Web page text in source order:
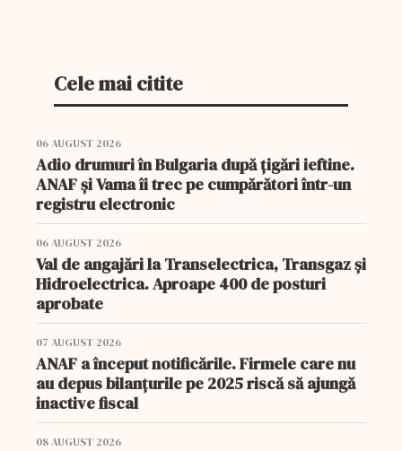
Cele mai citite
06 AUGUST 2026
Adio drumuri în Bulgaria după țigări ieftine.
ANAF și Vama îi trec pe cumpărători într-un
registru electronic
06 AUGUST 2026
Val de angajări la Transelectrica, Transgaz și
Hidroelectrica. Aproape 400 de posturi
aprobate
07 AUGUST 2026
ANAF a început notificările. Firmele care nu
au depus bilanțurile pe 2025 riscă să ajungă
inactive fiscal
08 AUGUST 2026